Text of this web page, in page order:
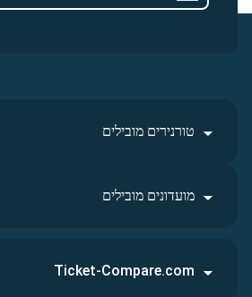
טורנירים מובילים
מועדונים מובילים
Ticket-Compare.com